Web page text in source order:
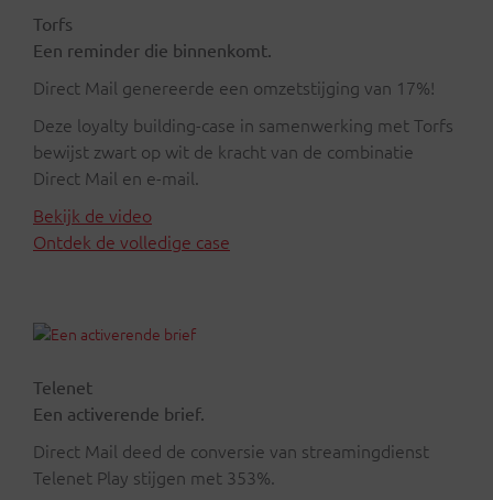
Torfs
Een reminder die binnenkomt.
Direct Mail genereerde een omzetstijging van 17%!
Deze loyalty building-case in samenwerking met Torfs
bewijst zwart op wit de kracht van de combinatie
Direct Mail en e-mail.
Bekijk de video
Ontdek de volledige case
Telenet
Een activerende brief.
Direct Mail deed de conversie van streamingdienst
Telenet Play stijgen met 353%.